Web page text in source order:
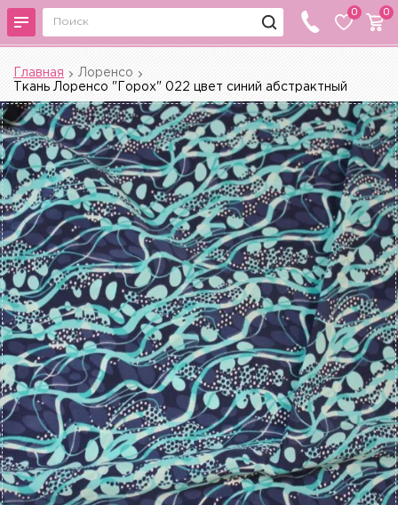
0 0
Главная
Лоренсо
Ткань Лоренсо "Горох" 022 цвет синий абстрактный